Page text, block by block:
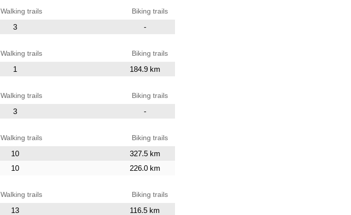
Walking trails Biking trails
3 -
Walking trails Biking trails
1 184.9 km
Walking trails Biking trails
3 -
Walking trails Biking trails
10
327.5 km
10 226.0 km
Walking trails Biking trails
13
116.5 km